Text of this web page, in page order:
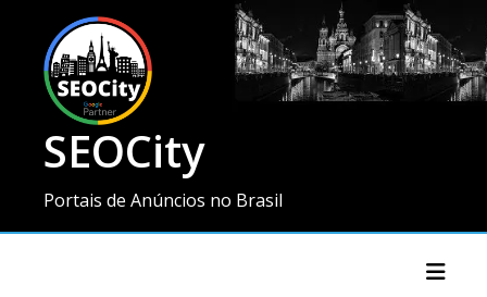
SEOCity
Portais de Anúncios no Brasil